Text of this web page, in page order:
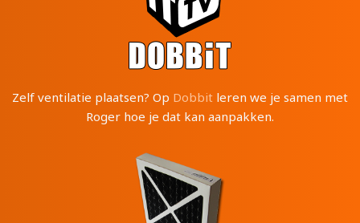
Zelf ventilatie plaatsen? Op Dobbit leren we je samen met
Roger hoe je dat kan aanpakken.